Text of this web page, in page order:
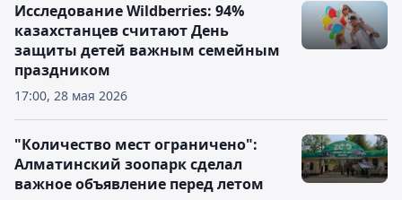
17:00, 28 мая 2026
Исследование Wildberries: 94%
казахстанцев считают День
защиты детей важным семейным
праздником
"Количество мест ограничено":
Алматинский зоопарк сделал
важное объявление перед летом